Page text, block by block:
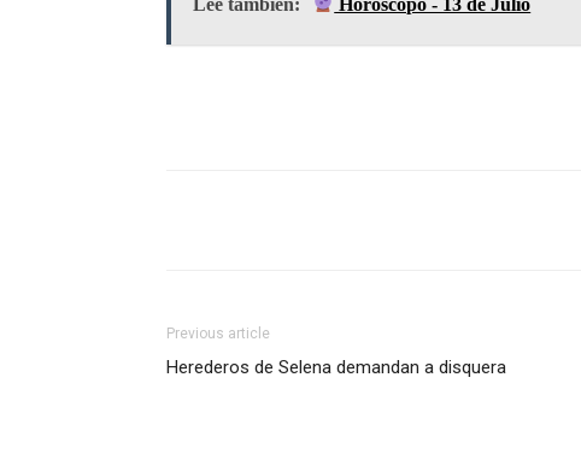
Previous article
Herederos de Selena demandan a disquera